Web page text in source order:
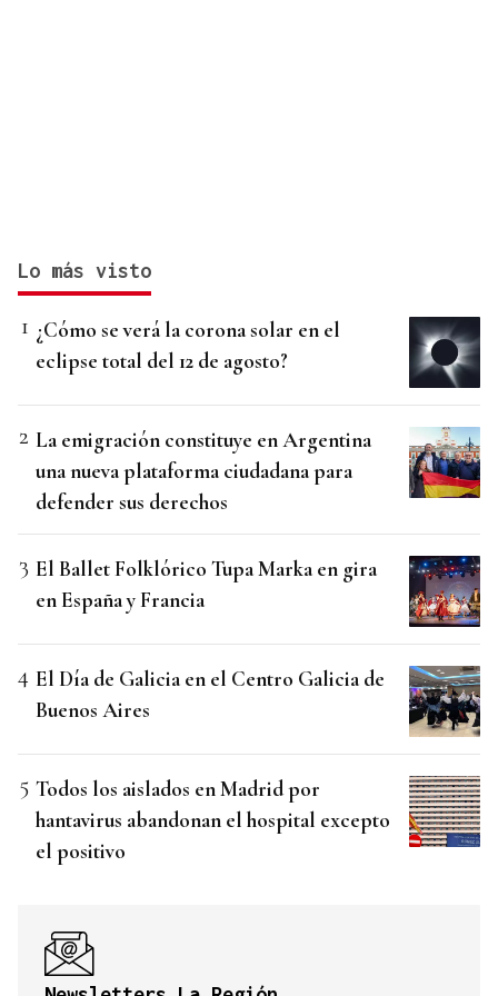
Lo más visto
¿Cómo se verá la corona solar en el
eclipse total del 12 de agosto?
La emigración constituye en Argentina
una nueva plataforma ciudadana para
defender sus derechos
El Ballet Folklórico Tupa Marka en gira
en España y Francia
El Día de Galicia en el Centro Galicia de
Buenos Aires
Todos los aislados en Madrid por
hantavirus abandonan el hospital excepto
el positivo